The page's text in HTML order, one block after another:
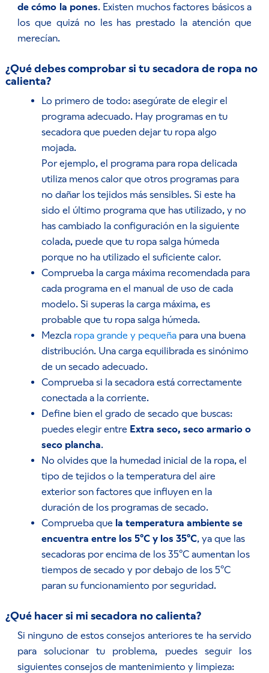
de cómo la pones. Existen muchos factores básicos a
los que quizá no les has prestado la atención que
merecían.
¿Qué debes comprobar si tu secadora de ropa no
calienta?
Lo primero de todo: asegúrate de elegir el
programa adecuado. Hay programas en tu
secadora que pueden dejar tu ropa algo
mojada.
Por ejemplo, el programa para ropa delicada
utiliza menos calor que otros programas para
no dañar los tejidos más sensibles. Si este ha
sido el último programa que has utilizado, y no
has cambiado la configuración en la siguiente
colada, puede que tu ropa salga húmeda
porque no ha utilizado el suficiente calor.
Comprueba la carga máxima recomendada para
cada programa en el manual de uso de cada
modelo. Si superas la carga máxima, es
probable que tu ropa salga húmeda.
Mezcla ropa grande y pequeñapara una buena
distribución. Una carga equilibrada es sinónimo
de un secado adecuado.
Comprueba si la secadora está correctamente
conectada a la corriente.
Define bien el grado de secado que buscas:
puedes elegir entre Extra seco, seco armario o
seco plancha.
No olvides que la humedad inicial de la ropa, el
tipo de tejidos o la temperatura del aire
exterior son factores que influyen en la
duración de los programas de secado.
Comprueba que la temperatura ambiente se
encuentra entre los 5ºC y los 35ºC, ya que las
secadoras por encima de los 35ºC aumentan los
tiempos de secado y por debajo de los 5ºC
paran su funcionamiento por seguridad.
¿Qué hacer si mi secadora no calienta?
Si ninguno de estos consejos anteriores te ha servido
para solucionar tu problema, puedes seguir los
siguientes consejos de mantenimiento y limpieza: